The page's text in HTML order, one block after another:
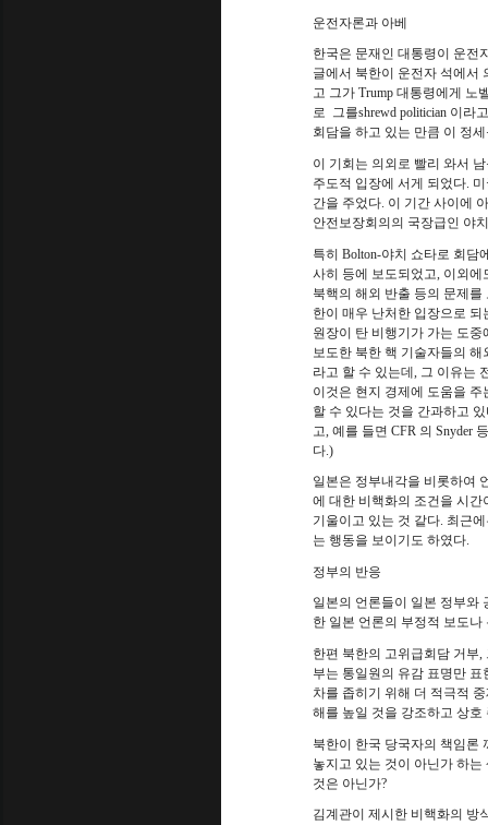
운전자론과 아베
한국은 문재인 대통령이 운전
글에서 북한이 운전자 석에서
고 그가Trump 대통령에게 노
로 그를shrewd politician 이라
회담을 하고 있는 만큼 이 정
이 기회는 의외로 빨리 와서
주도적 입장에 서게 되었다.
간을 주었다. 이 기간 사이에
안전보장회의의 국장급인 야
특히 Bolton-야치 쇼타로 회담
사히 등에 보도되었고
이외에
북핵의 해외 반출 등의 문제를
한이 매우 난처한 입장으로 되
원장이 탄 비행기가 가는 도
보도한 북한 핵 기술자들의
라고 할 수 있는데, 그 이유는
이것은 현지 경제에 도움을
할 수 있다는 것을 간과하고
고, 예를 들면 CFR 의 Snyder
다.)
일본은 정부내각을 비롯하여
에 대한 비핵화의 조건을 시
기울이고 있는 것 같다. 최근
는 행동을 보이기도 하였다.
정부의 반응
일본의 언론들이 일본 정부와
한 일본 언론의 부정적 보도
한편 북한의 고위급회담 거부,
부는 통일원의 유감 표명만 표
차를 좁히기 위해 더 적극적
해를 높일 것을 강조하고 상
북한이 한국 당국자의 책임론
놓지고 있는 것이 아닌가 하는
것은 아닌가?
김계관이 제시한 비핵화의 방